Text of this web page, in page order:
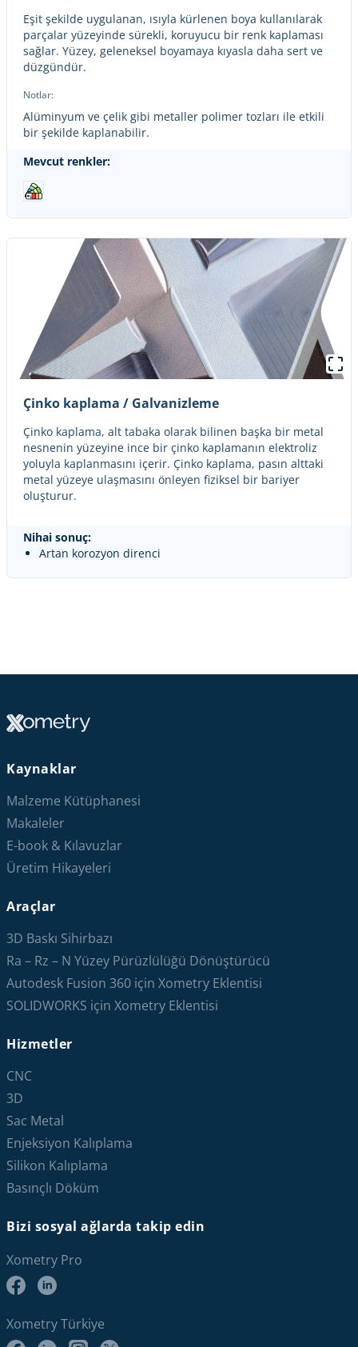
Eşit şekilde uygulanan, ısıyla kürlenen boya kullanılarak
parçalar yüzeyinde sürekli, koruyucu bir renk kaplaması
sağlar. Yüzey, geleneksel boyamaya kıyasla daha sert ve
düzgündür.
Notlar:
Alüminyum ve çelik gibi metaller polimer tozları ile etkili
bir şekilde kaplanabilir.
Mevcut renkler:
Çinko kaplama / Galvanizleme
Çinko kaplama, alt tabaka olarak bilinen başka bir metal
nesnenin yüzeyine ince bir çinko kaplamanın elektroliz
yoluyla kaplanmasını içerir. Çinko kaplama, pasın alttaki
metal yüzeye ulaşmasını önleyen fiziksel bir bariyer
oluşturur.
Nihai sonuç:
Artan korozyon direnci
Kaynaklar
Malzeme Kütüphanesi
Makaleler
E-book & Kılavuzlar
Üretim Hikayeleri
Araçlar
3D Baskı Sihirbazı
Ra – Rz – N Yüzey Pürüzlülüğü Dönüştürücü
Autodesk Fusion 360 için Xometry Eklentisi
SOLIDWORKS için Xometry Eklentisi
Hizmetler
CNC
3D
Sac Metal
Enjeksiyon Kalıplama
Silikon Kalıplama
Basınçlı Döküm
Bizi sosyal ağlarda takip edin
Xometry Pro
Xometry Türkiye